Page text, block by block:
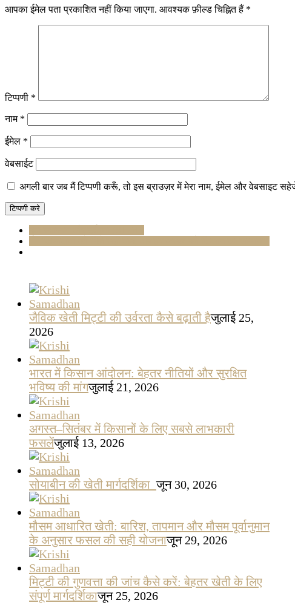
आपका ईमेल पता प्रकाशित नहीं किया जाएगा. आवश्यक फ़ील्ड चिह्नित हैं *
टिप्पणी *
नाम *
ईमेल *
वेबसाईट
अगली बार जब मैं टिप्पणी करूँ, तो इस ब्राउज़र में मेरा नाम, ईमेल और वेबसाइट
जैविक खेती मिट्टी की उर्वरता कैसे बढ़ाती हैजुलाई 25,
2026
भारत में किसान आंदोलन: बेहतर नीतियों और सुरक्षित
भविष्य की मांगजुलाई 21, 2026
अगस्त–सितंबर में किसानों के लिए सबसे लाभकारी
फसलेंजुलाई 13, 2026
सोयाबीन की खेती मार्गदर्शिकाजून 30, 2026
मौसम आधारित खेती: बारिश, तापमान और मौसम पूर्वानुमान
के अनुसार फसल की सही योजनाजून 29, 2026
मिट्टी की गुणवत्ता की जांच कैसे करें: बेहतर खेती के लिए
संपूर्ण मार्गदर्शिकाजून 25, 2026